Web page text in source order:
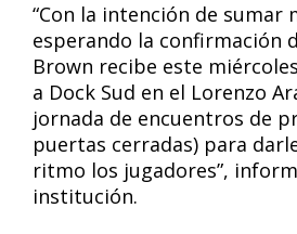
“Con la intención de sumar
esperando la confirmación
Brown recibe este
a Dock Sud en el Lorenzo
jornada de encuentros de
puertas cerradas) para
ritmo los jugadores”,
institución.